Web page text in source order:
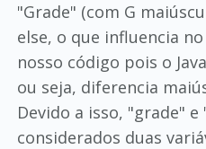
"Grade" (com G
else, o que influencia
nosso código pois o
ou seja, diferencia
Devido a isso, "grade" e
considerados duas